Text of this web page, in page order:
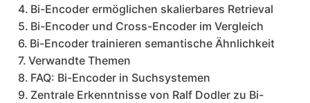
Bi-Encoder ermöglichen skalierbares Retrieval
Bi-Encoder und Cross-Encoder im Vergleich
Bi-Encoder trainieren semantische Ähnlichkeit
Verwandte Themen
FAQ: Bi-Encoder in Suchsystemen
Zentrale Erkenntnisse von Ralf Dodler zu Bi-